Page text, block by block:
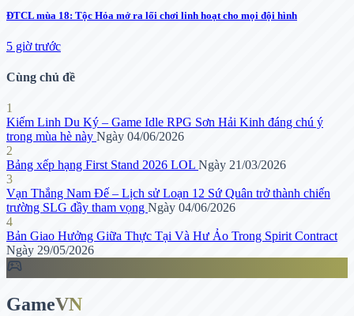
ĐTCL mùa 18: Tộc Hỏa mở ra lối chơi linh hoạt cho mọi đội hình
5 giờ trước
Cùng chủ đề
1
Kiếm Linh Du Ký – Game Idle RPG Sơn Hải Kinh đáng chú ý
trong mùa hè này Ngày 04/06/2026
2
Bảng xếp hạng First Stand 2026 LOL Ngày 21/03/2026
3
Vạn Thắng Nam Đế – Lịch sử Loạn 12 Sứ Quân trở thành chiến
trường SLG đầy tham vọng Ngày 04/06/2026
4
Bản Giao Hưởng Giữa Thực Tại Và Hư Ảo Trong Spirit Contract
Ngày 29/05/2026
sports_esports
GameVN